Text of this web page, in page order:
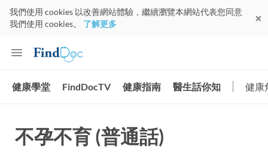
我們使用 cookies 以改善網站體驗，繼續瀏覽本網站代表您同意
我們使用 cookies。 了解更多
健康學堂 FindDocTV 健康指南 醫生話你知 健康
不孕不育 (普通話)